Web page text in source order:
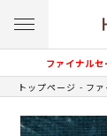
ファイナル
トップページ フ